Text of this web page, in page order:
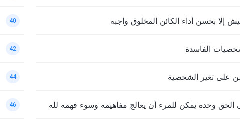
إلا بحسن أداء الكائن المخلوق واجبه 40
الفاسدة 42
على تغير الشخصية 44
وحده يمكن للمرء أن يعالج مفاهيمه وسوء فهمه لله 46